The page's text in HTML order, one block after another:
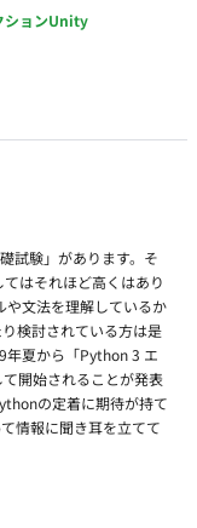
ションUnity
試験」があります。そ
はそれほど高くはあり
や文法を理解しているか
検討されている方は是
年夏から「Python 3 エ
開始されることが発表
の定着に期待が持て
情報に聞き耳を立てて